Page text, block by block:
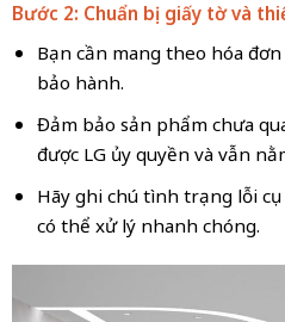
Bước 2: Chuẩn bị giấy tờ và
Bạn cần mang theo hóa
bảo hành.
Đảm bảo sản phẩm chưa
được LG ủy quyền và vẫn
Hãy ghi chú tình trạng lỗi
có thể xử lý nhanh chóng.